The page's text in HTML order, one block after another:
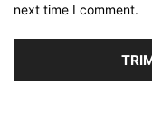
next time I comment.